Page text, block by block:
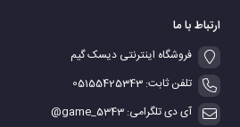
ارتباط با ما
فروشگاه اینترنتی دیسک گیم
تلفن ثابت: 05155425343
آی دی تلگرامی: game_5343@